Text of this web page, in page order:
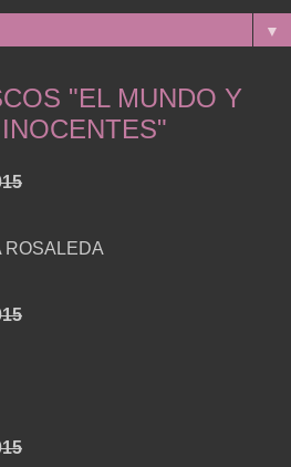
▼
"EL MUNDO Y
ROSALEDA